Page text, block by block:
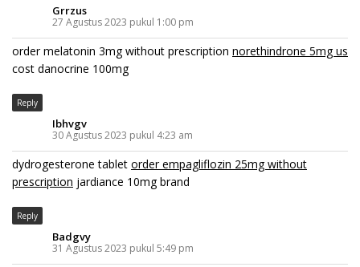
Grrzus
27 Agustus 2023 pukul 1:00 pm
order melatonin 3mg without prescription norethindrone 5mg us
cost danocrine 100mg
Reply
Ibhvgv
30 Agustus 2023 pukul 4:23 am
dydrogesterone tablet order empagliflozin 25mg without
prescription jardiance 10mg brand
Reply
Badgvy
31 Agustus 2023 pukul 5:49 pm